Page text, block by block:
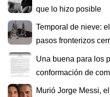
que lo hizo posible
Temporal de nieve:
pasos fronterizos
Una buena para los
conformación de
Murió Jorge Messi,